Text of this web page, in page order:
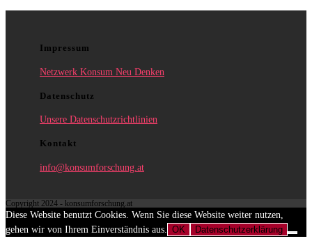
Impressum
Netzwerk Konsum Neu Denken
Datenschutz
Unsere Datenschutzrichtlinien
Kontakt
info@konsumforschung.at
Copyright 2024 - konsumforschung.at
Diese Website benutzt Cookies. Wenn Sie diese Website weiter nutzen,
gehen wir von Ihrem Einverständnis aus.
OK Datenschutzerklärung